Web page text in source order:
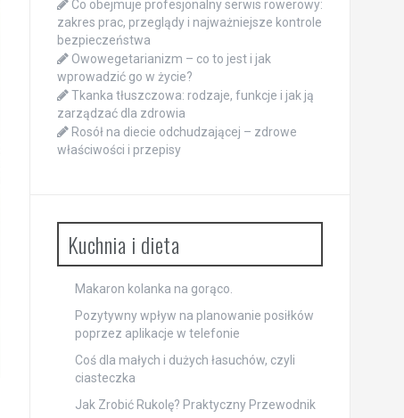
Co obejmuje profesjonalny serwis rowerowy:
zakres prac, przeglądy i najważniejsze kontrole
bezpieczeństwa
Owowegetarianizm – co to jest i jak
wprowadzić go w życie?
Tkanka tłuszczowa: rodzaje, funkcje i jak ją
zarządzać dla zdrowia
Rosół na diecie odchudzającej – zdrowe
właściwości i przepisy
Kuchnia i dieta
Makaron kolanka na gorąco.
Pozytywny wpływ na planowanie posiłków
poprzez aplikacje w telefonie
Coś dla małych i dużych łasuchów, czyli
ciasteczka
Jak Zrobić Rukolę? Praktyczny Przewodnik